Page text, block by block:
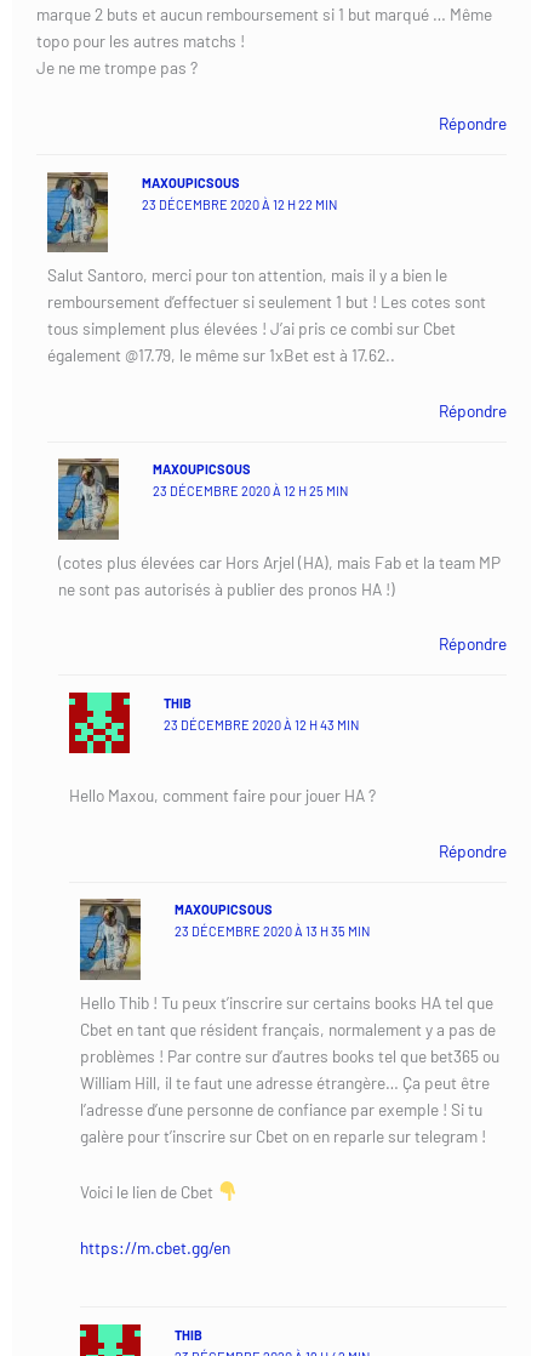
marque 2 buts et aucun remboursement si 1 but marqué … Même
topo pour les autres matchs !
Je ne me trompe pas ?
Répondre
MAXOUPICSOUS
23 DÉCEMBRE 2020 À 12 H 22 MIN
Salut Santoro, merci pour ton attention, mais il y a bien le
remboursement d’effectuer si seulement 1 but ! Les cotes sont
tous simplement plus élevées ! J’ai pris ce combi sur Cbet
également @17.79, le même sur 1xBet est à 17.62..
Répondre
MAXOUPICSOUS
23 DÉCEMBRE 2020 À 12 H 25 MIN
(cotes plus élevées car Hors Arjel (HA), mais Fab et la team MP
ne sont pas autorisés à publier des pronos HA !)
Répondre
THIB
23 DÉCEMBRE 2020 À 12 H 43 MIN
Hello Maxou, comment faire pour jouer HA ?
Répondre
MAXOUPICSOUS
23 DÉCEMBRE 2020 À 13 H 35 MIN
Hello Thib ! Tu peux t’inscrire sur certains books HA tel que
Cbet en tant que résident français, normalement y a pas de
problèmes ! Par contre sur d’autres books tel que bet365 ou
William Hill, il te faut une adresse étrangère… Ça peut être
l’adresse d’une personne de confiance par exemple ! Si tu
galère pour t’inscrire sur Cbet on en reparle sur telegram !
Voici le lien de Cbet
https://m.cbet.gg/en
THIB